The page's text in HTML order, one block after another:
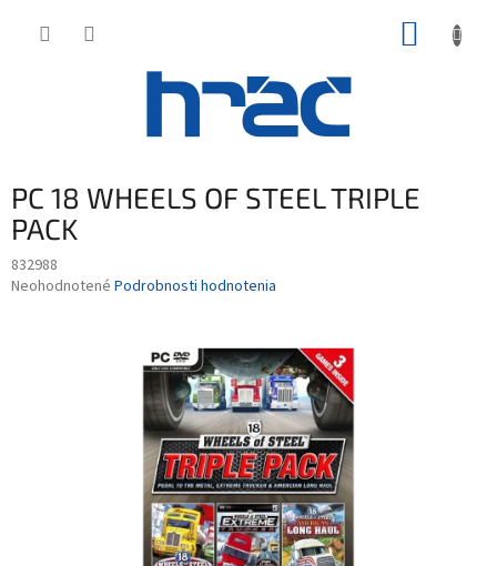
PC 18 WHEELS OF STEEL TRIPLE
PACK
832988
Priemerné
Neohodnotené Podrobnosti hodnotenia